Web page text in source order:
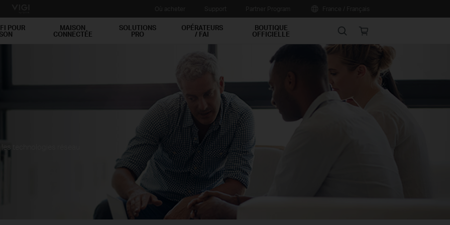
POUR MAISON
CONNECTÉE
SOLUTIONS
PRO
OPÉRATEURS
/ FAI
BOUTIQUE
OFFICIELLE Search Online
technologies réseau